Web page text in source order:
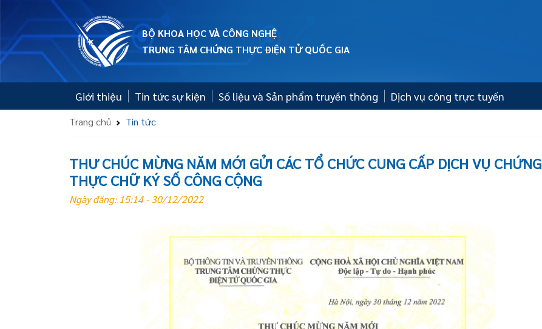
BỘ KHOA HỌC VÀ CÔNG NGHỆ
TRUNG TÂM CHỨNG THỰC ĐIỆN TỬ QUỐC GIA
Giới thiệu Tin tức sự kiện Số liệu và Sản phẩm truyền thông Dịch vụ công trực tuyến
Trang chủ Tin tức
THƯ CHÚC MỪNG NĂM MỚI GỬI CÁC TỔ CHỨC CUNG CẤP DỊCH VỤ CHỨNG
THỰC CHỮ KÝ SỐ CÔNG CỘNG
Ngày đăng: 15:14 - 30/12/2022